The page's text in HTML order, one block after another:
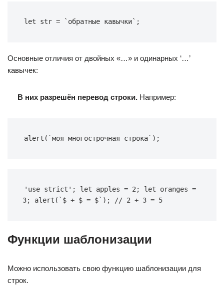
let str = `обратные кавычки`;
Основные отличия от двойных «…» и одинарных ‘…’
кавычек:
В них разрешён перевод строки. Например:
alert(`моя многострочная строка`);
'use strict'; let apples = 2; let oranges =
3; alert(`$ + $ = $`); // 2 + 3 = 5
Функции шаблонизации
Можно использовать свою функцию шаблонизации для
строк.